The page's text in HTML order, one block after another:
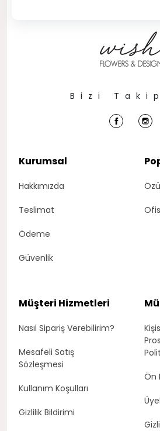
Kurumsal
Hakkımızda
Teslimat
Ödeme
Güvenlik
Bizi
Müşteri Hizmetleri
Nasıl Sipariş Verebilirim?
Mesafeli Satış
Sözleşmesi
Kullanım Koşulları
Gizlilik Bildirimi
Ön